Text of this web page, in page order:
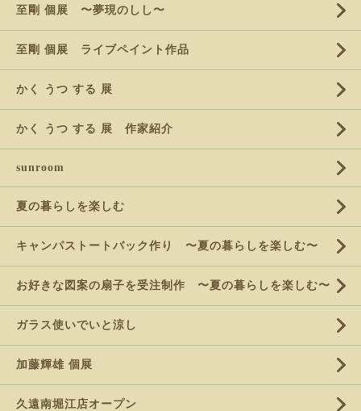
至剛 個展 〜夢現のしし〜
至剛 個展 ライブペイント作品
かく うつ する 展
かく うつ する 展 作家紹介
sunroom
夏の暮らしを楽しむ
キャンパストートバック作り 〜夏の暮らしを楽しむ〜
お好きな図案の扇子を受注制作 〜夏の暮らしを楽しむ〜
ガラス使いでいと涼し
加藤輝雄 個展
久遠南堀江店オープン